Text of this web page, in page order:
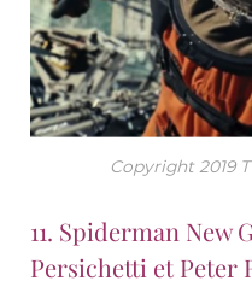
Copyright 2019
11. Spiderman New
Persichetti et Peter